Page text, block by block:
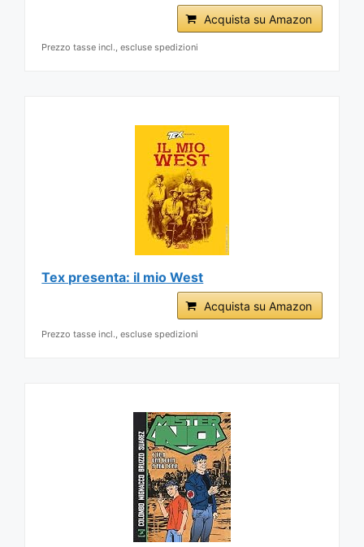
Acquista su Amazon
Prezzo tasse incl., escluse spedizioni
Tex presenta: il mio West
Acquista su Amazon
Prezzo tasse incl., escluse spedizioni